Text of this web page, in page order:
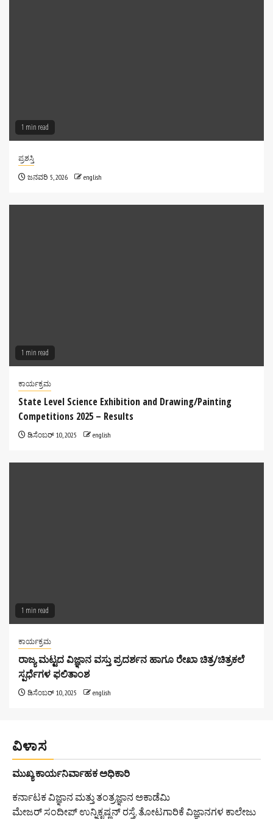
1 min read
ಪ್ರಶಸ್ತಿ
ಜನವರಿ 5, 2026 english
1 min read
ಕಾರ್ಯಕ್ರಮ
State Level Science Exhibition and Drawing/Painting
Competitions 2025 – Results
ಡಿಸೆಂಬರ್ 10, 2025 english
1 min read
ಕಾರ್ಯಕ್ರಮ
ರಾಜ್ಯ ಮಟ್ಟದ ವಿಜ್ಞಾನ ವಸ್ತು ಪ್ರದರ್ಶನ ಹಾಗೂ ರೇಖಾ ಚಿತ್ರ/ಚಿತ್ರಕಲೆ
ಸ್ಪರ್ಧೆಗಳ ಫಲಿತಾಂಶ
ಡಿಸೆಂಬರ್ 10, 2025 english
ವಿಳಾಸ
ಮುಖ್ಯ ಕಾರ್ಯನಿರ್ವಾಹಕ ಅಧಿಕಾರಿ
ಕರ್ನಾಟಕ ವಿಜ್ಞಾನ ಮತ್ತು ತಂತ್ರಜ್ಞಾನ ಅಕಾಡೆಮಿ
ಮೇಜರ್ ಸಂದೀಪ್ ಉನ್ನಿಕೃಷ್ಣನ್ ರಸ್ತೆ, ತೋಟಗಾರಿಕೆ ವಿಜ್ಞಾನಗಳ ಕಾಲೇಜು